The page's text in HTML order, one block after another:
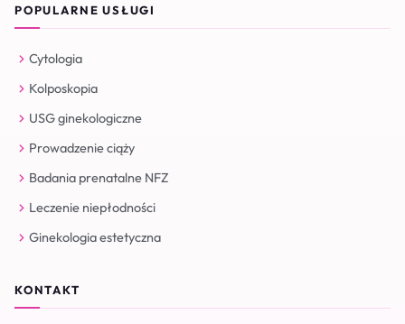
POPULARNE USŁUGI
Cytologia
Kolposkopia
USG ginekologiczne
Prowadzenie ciąży
Badania prenatalne NFZ
Leczenie niepłodności
Ginekologia estetyczna
KONTAKT